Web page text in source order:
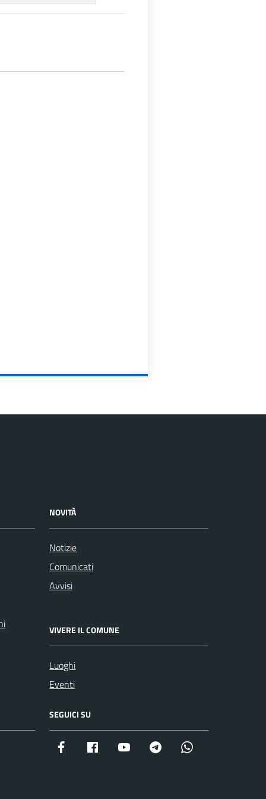
NOVITÀ
Notizie
Comunicati
Avvisi
VIVERE IL COMUNE
Luoghi
Eventi
SEGUICI SU
Facebook istituzionale
Facebook museo civico
YouTube Telegram